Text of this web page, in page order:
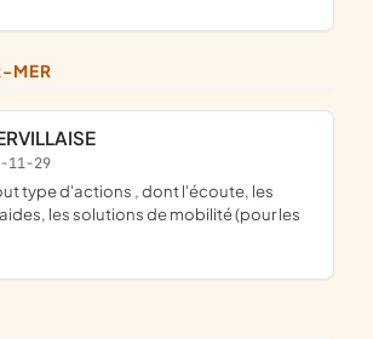
MER
11-29
les solutions de mobilité (pour les